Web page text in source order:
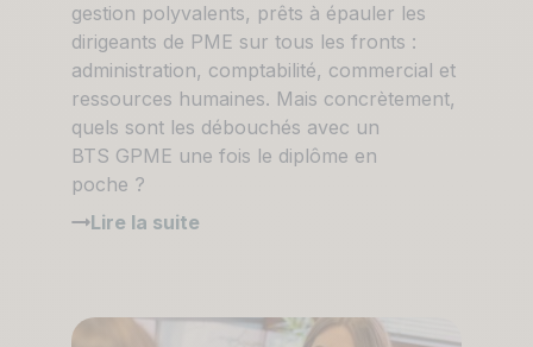
gestion polyvalents, prêts à épauler les
dirigeants de PME sur tous les fronts :
administration, comptabilité, commercial et
ressources humaines. Mais concrètement,
quels sont les débouchés avec un
BTS GPME une fois le diplôme en
poche ?
Lire la suite